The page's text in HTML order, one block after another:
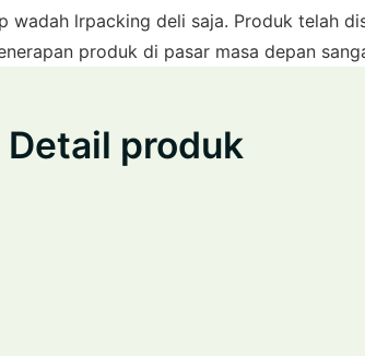
lrpacking deli saja. Produk telah
produk di pasar masa depan
Detail produk